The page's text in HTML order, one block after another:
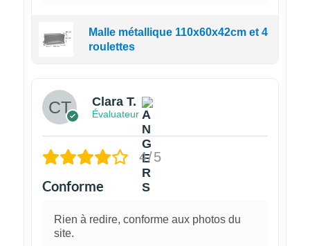
Malle métallique 110x60x42cm et 4
roulettes
Clara T.
Évaluateur
4/5
Conforme
Rien à redire, conforme aux photos du
site.